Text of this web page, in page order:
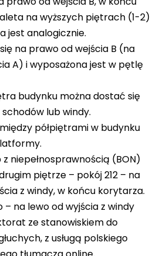
na wyższych piętrach (1-2)
jest analogicznie.
na prawo od wejścia B (na
A) i wyposażona jest w pętlę
budynku można dostać się
lub windy.
półpiętrami w budynku
z niepełnosprawnością (BON)
piętrze – pokój 212 – na
z windy, w końcu korytarza.
na lewo od wyjścia z windy
ze stanowiskiem do
z usługą polskiego